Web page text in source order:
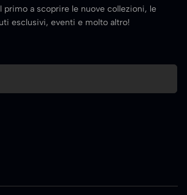
primo a scoprire le nuove collezioni, le
esclusivi, eventi e molto altro!